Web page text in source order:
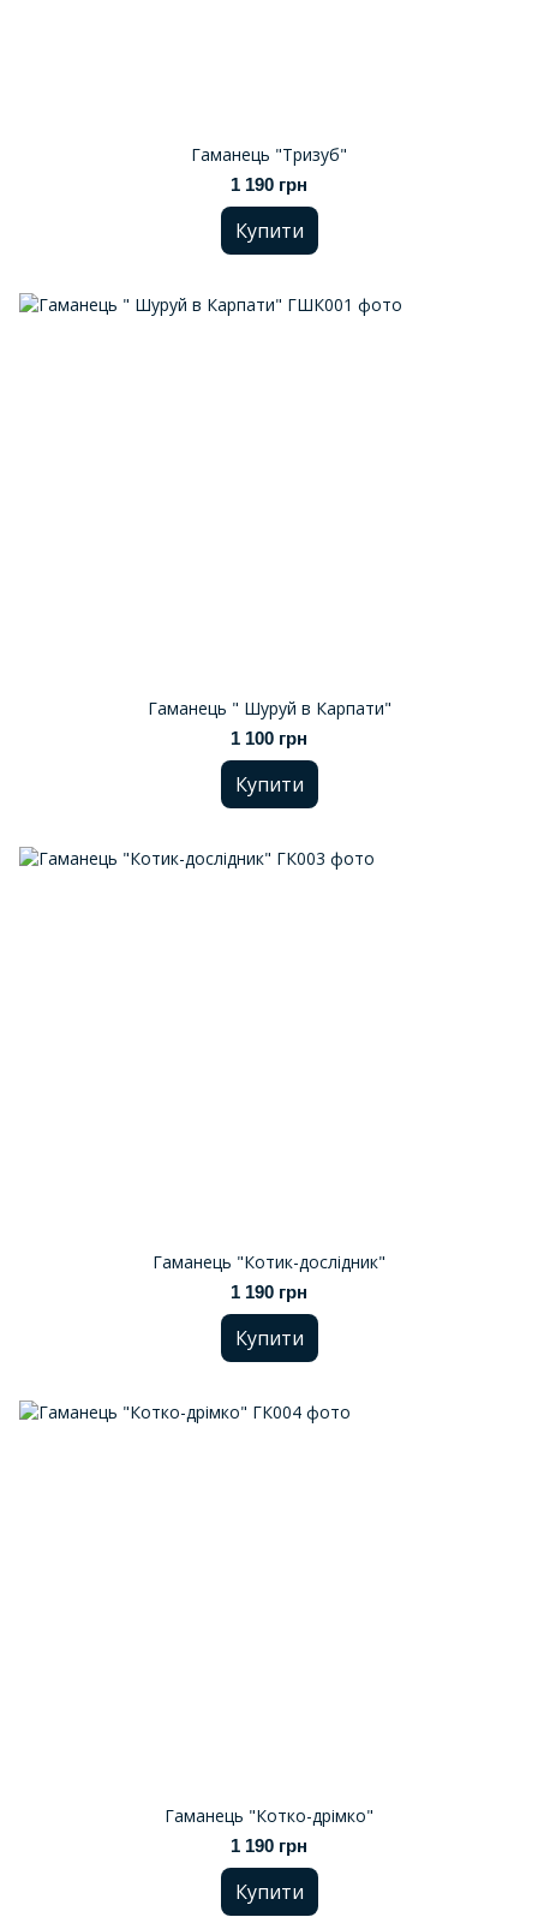
Гаманець "Тризуб"
1 190 грн
Купити
Гаманець " Шуруй в Карпати"
1 100 грн
Купити
Гаманець "Котик-дослідник"
1 190 грн
Купити
Гаманець "Котко-дрімко"
1 190 грн
Купити